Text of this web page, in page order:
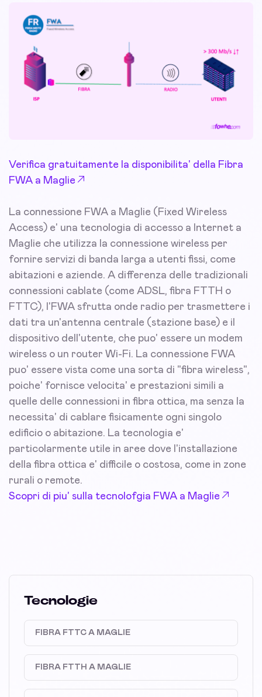
Verifica gratuitamente la disponibilita' della Fibra
FWA a Maglie
La connessione FWA a Maglie (Fixed Wireless
Access) e' una tecnologia di accesso a Internet a
Maglie che utilizza la connessione wireless per
fornire servizi di banda larga a utenti fissi, come
abitazioni e aziende. A differenza delle tradizionali
connessioni cablate (come ADSL, fibra FTTH o
FTTC), l'FWA sfrutta onde radio per trasmettere i
dati tra un'antenna centrale (stazione base) e il
dispositivo dell'utente, che puo' essere un modem
wireless o un router Wi-Fi. La connessione FWA
puo' essere vista come una sorta di "fibra wireless",
poiche' fornisce velocita' e prestazioni simili a
quelle delle connessioni in fibra ottica, ma senza la
necessita' di cablare fisicamente ogni singolo
edificio o abitazione. La tecnologia e'
particolarmente utile in aree dove l'installazione
della fibra ottica e' difficile o costosa, come in zone
rurali o remote.
Scopri di piu' sulla tecnolofgia FWA a Maglie
Tecnologie
FIBRA FTTC A MAGLIE
FIBRA FTTH A MAGLIE